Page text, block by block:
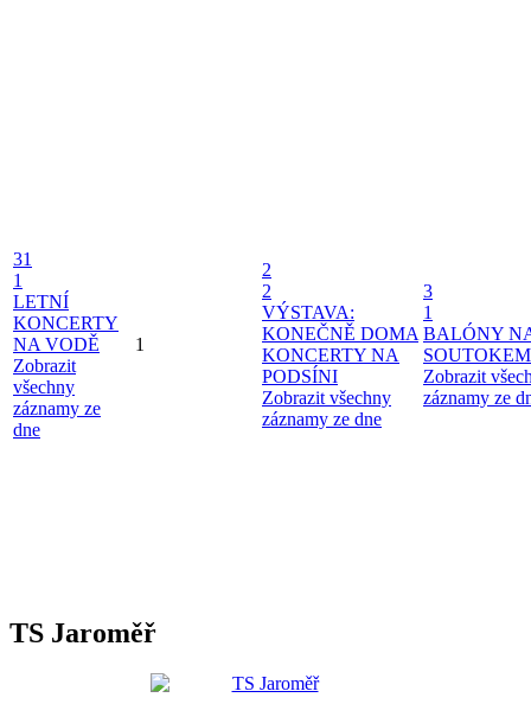
31
1
LETNÍ
KONCERTY
NA VODĚ
Zobrazit
všechny
záznamy ze
dne
1
2
2
VÝSTAVA:
KONEČNĚ DOMA
KONCERTY NA
PODSÍNI
Zobrazit všechny
záznamy ze dne
3
1
BALÓNY
SOUTOKEM
Zobrazit
záznamy ze
TS Jaroměř